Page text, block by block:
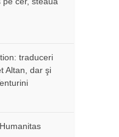
traduceri
Altan, dar şi